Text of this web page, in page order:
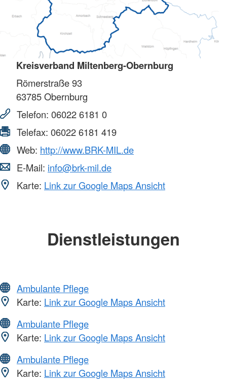
Kreisverband Miltenberg-Obernburg
Römerstraße 93
63785Obernburg
Telefon: 06022 6181 0
Telefax: 06022 6181 419
Web: http://www.BRK-MIL.de
E-Mail: info@brk-mil.de
Karte: Link zur Google Maps Ansicht
Dienstleistungen
Ambulante Pflege
Karte: Link zur Google Maps Ansicht
Ambulante Pflege
Karte: Link zur Google Maps Ansicht
Ambulante Pflege
Karte: Link zur Google Maps Ansicht